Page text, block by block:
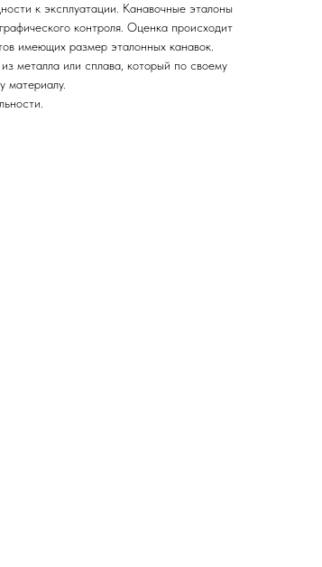
к эксплуатации. Канавочные эталоны
контроля. Оценка происходит
имеющих размер эталонных канавок.
металла или сплава, который по своему
материалу.